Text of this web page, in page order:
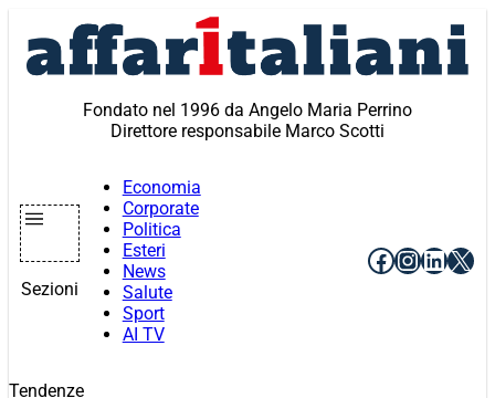
contenuto
Fondato nel 1996 da Angelo Maria Perrino
Direttore responsabile Marco Scotti
Sezioni
Economia
Corporate
Politica
Esteri
News
Salute
Sport
AI TV
Facebook
X
Tendenze